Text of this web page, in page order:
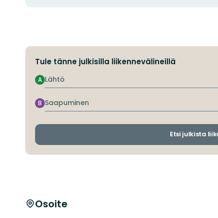
Tule tänne julkisilla liikennevälineillä
Lähtö
A
Saapuminen
B
Etsi julkista
Osoite